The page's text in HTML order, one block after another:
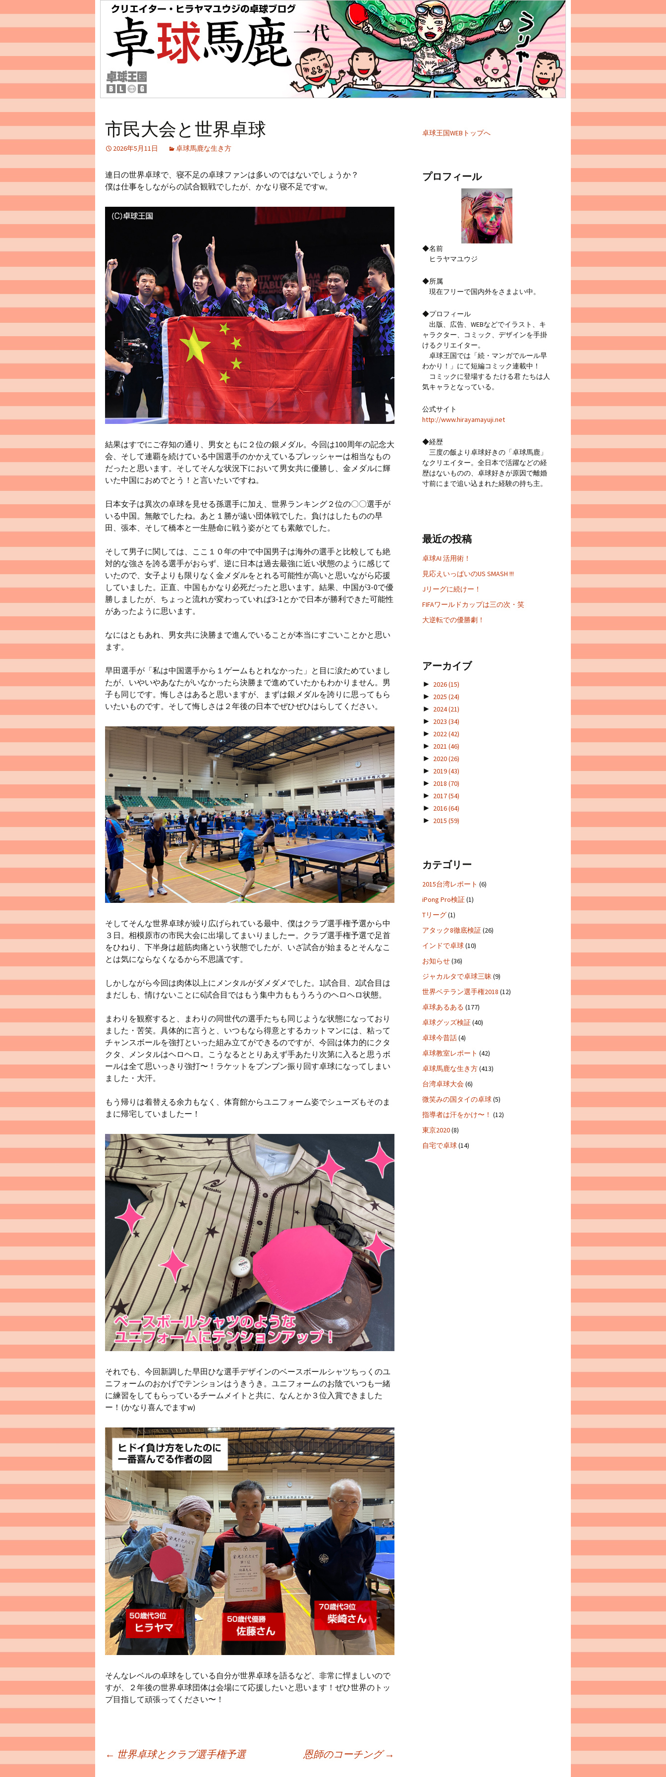
市民大会と世界卓球
2026年5月11日 卓球馬鹿な生き方
連日の世界卓球で、寝不足の卓球ファンは多いのではないでしょうか？
僕は仕事をしながらの試合観戦でしたが、かなり寝不足ですw。
結果はすでにご存知の通り、男女ともに２位の銀メダル。今回は100周年の記念大
会、そして連覇を続けている中国選手のかかえているプレッシャーは相当なもの
だったと思います。そしてそんな状況下において男女共に優勝し、金メダルに輝
いた中国におめでとう！と言いたいですね。
日本女子は異次の卓球を見せる孫選手に加え、世界ランキング２位の〇〇選手が
いる中国。無敵でしたね。あと１勝が遠い団体戦でした。負けはしたものの早
田、張本、そして橋本と一生懸命に戦う姿がとても素敵でした。
そして男子に関しては、ここ１０年の中で中国男子は海外の選手と比較しても絶
対的な強さを誇る選手がおらず、逆に日本は過去最強に近い状態のように感じて
いたので、女子よりも限りなく金メダルをとれる可能性が高いと思いながら応援
していました。正直、中国もかなり必死だったと思います。結果、中国が3-0で優
勝しましたが、ちょっと流れが変わっていれば3-1とかで日本が勝利できた可能性
があったように思います。
なにはともあれ、男女共に決勝まで進んでいることが本当にすごいことかと思い
ます。
早田選手が「私は中国選手から１ゲームもとれなかった」と目に涙ためていまし
たが、いやいやあなたがいなかったら決勝まで進めていたかもわかりません。男
子も同じです。悔しさはあると思いますが、まずは銀メダルを誇りに思ってもら
いたいものです。そして悔しさは２年後の日本でぜひぜひはらしてください。
そしてそんな世界卓球が繰り広げられている最中、僕はクラブ選手権予選から中
３日。相模原市の市民大会に出場してまいりましたー。クラブ選手権予選で足首
をひねり、下半身は超筋肉痛という状態でしたが、いざ試合が始まるとそんなこ
とは気にならなくなるから不思議です。
しかしながら今回は肉体以上にメンタルがダメダメでした。1試合目、2試合目は
まだしも、情けないことに6試合目ではもう集中力ももうろうのヘロヘロ状態。
まわりを観察すると、まわりの同世代の選手たちも同じような状態になっており
ました・苦笑。具体的に言うと、いつもなら得意とするカットマンには、粘って
チャンスボールを強打といった組み立てができるのですが、今回は体力的にクタ
クタ、メンタルはヘロヘロ。こうなるととりあえず手あたり次第に入ると思うボ
ールは全て思いっきり強打〜！ラケットをブンブン振り回す卓球になってしまい
ました・大汗。
もう帰りは着替える余力もなく、体育館からユニフォーム姿でシューズもそのま
まに帰宅していましたー！
それでも、今回新調した早田ひな選手デザインのベースボールシャツちっくのユ
ニフォームのおかげでテンションはうきうき。ユニフォームのお陰でいつも一緒
に練習をしてもらっているチームメイトと共に、なんとか３位入賞できました
ー！(かなり喜んでますw)
そんなレベルの卓球をしている自分が世界卓球を語るなど、非常に悍ましいので
すが、２年後の世界卓球団体は会場にて応援したいと思います！ぜひ世界のトッ
プ目指して頑張ってください〜！
Post
← 世界卓球とクラブ選手権予選 恩師のコーチング→
卓球王国WEBトップへ
プロフィール
◆名前
ヒラヤマユウジ
◆所属
現在フリーで国内外をさまよい中。
◆プロフィール
出版、広告、WEBなどでイラスト、キ
ャラクター、コミック、デザインを手掛
けるクリエイター。
卓球王国では「続・マンガでルール早
わかり！」にて短編コミック連載中！
コミックに登場する たける君 たちは人
気キャラとなっている。
公式サイト
http://www.hirayamayuji.net
◆経歴
三度の飯より卓球好きの「卓球馬鹿」
なクリエイター。全日本で活躍などの経
歴はないものの、卓球好きが原因で離婚
寸前にまで追い込まれた経験の持ち主。
最近の投稿
卓球AI 活用術！
見応えいっぱいのUS SMASH !!!
Jリーグに続けー！
FIFAワールドカップは三の次・笑
大逆転での優勝劇！
アーカイブ
► 2026(15)
► 2025 (24)
► 2024(21)
► 2023 (34)
► 2022(42)
► 2021 (46)
► 2020(26)
► 2019(43)
► 2018 (70)
► 2017(54)
► 2016(64)
► 2015 (59)
カテゴリー
2015台湾レポート (6)
iPong Pro検証(1)
Tリーグ(1)
アタック8徹底検証(26)
インドで卓球(10)
お知らせ(36)
ジャカルタで卓球三昧(9)
世界ベテラン選手権2018 (12)
卓球あるある (177)
卓球グッズ検証(40)
卓球今昔話(4)
卓球教室レポート (42)
卓球馬鹿な生き方(413)
台湾卓球大会(6)
微笑みの国タイの卓球(5)
指導者は汗をかけ〜！ (12)
東京2020(8)
自宅で卓球(14)